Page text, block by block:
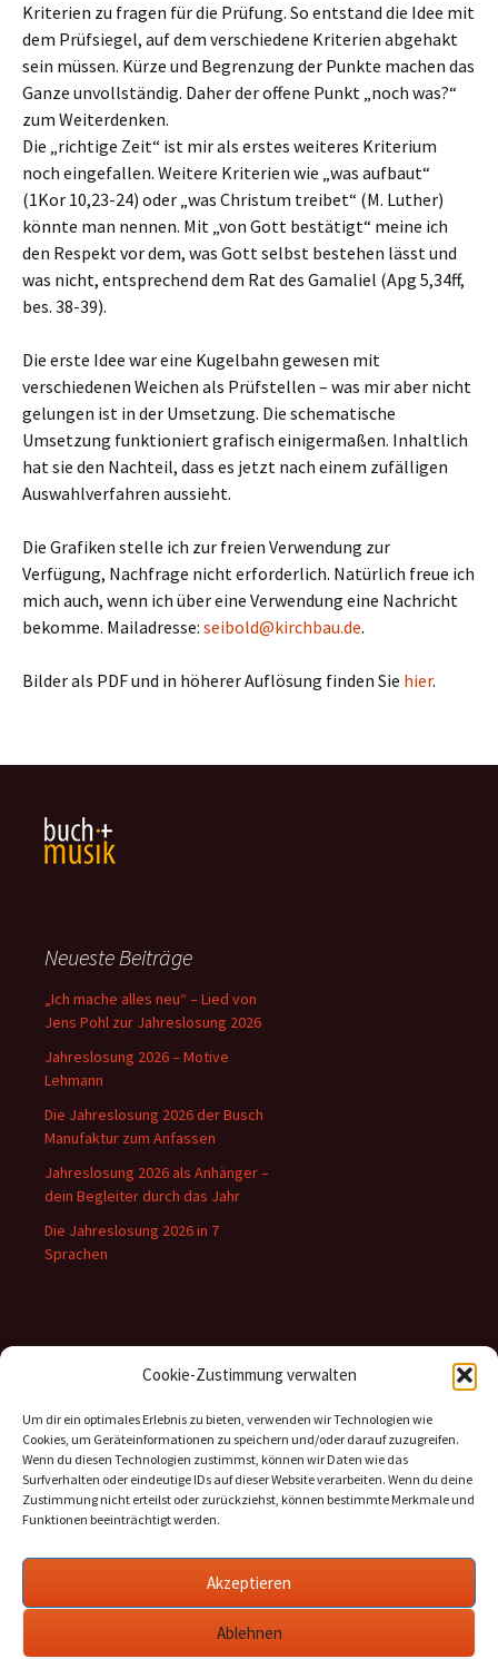
Cookie-Zustimmung verwalten
Um dir ein optimales Erlebnis zu bieten, verwenden wir Technologien wie
Cookies, um Geräteinformationen zu speichern und/oder darauf zuzugreifen.
Wenn du diesen Technologien zustimmst, können wir Daten wie das
Surfverhalten oder eindeutige IDs auf dieser Website verarbeiten. Wenn du deine
Zustimmung nicht erteilst oder zurückziehst, können bestimmte Merkmale und
Funktionen beeinträchtigt werden.
Akzeptieren
Ablehnen
Kriterien zu fragen für die Prüfung. So entstand die Idee mit
dem Prüfsiegel, auf dem verschiedene Kriterien abgehakt
sein müssen. Kürze und Begrenzung der Punkte machen das
Ganze unvollständig. Daher der offene Punkt „noch was?“
zum Weiterdenken.
Die „richtige Zeit“ ist mir als erstes weiteres Kriterium
noch eingefallen. Weitere Kriterien wie „was aufbaut“
(1Kor 10,23-24) oder „was Christum treibet“ (M. Luther)
könnte man nennen. Mit „von Gott bestätigt“ meine ich
den Respekt vor dem, was Gott selbst bestehen lässt und
was nicht, entsprechend dem Rat des Gamaliel (Apg 5,34ff,
bes. 38-39).
Die erste Idee war eine Kugelbahn gewesen mit
verschiedenen Weichen als Prüfstellen – was mir aber nicht
gelungen ist in der Umsetzung. Die schematische
Umsetzung funktioniert grafisch einigermaßen. Inhaltlich
hat sie den Nachteil, dass es jetzt nach einem zufälligen
Auswahlverfahren aussieht.
Die Grafiken stelle ich zur freien Verwendung zur
Verfügung, Nachfrage nicht erforderlich. Natürlich freue ich
mich auch, wenn ich über eine Verwendung eine Nachricht
bekomme. Mailadresse: seibold@kirchbau.de.
Bilder als PDF und in höherer Auflösung finden Sie hier.
Neueste Beiträge
„Ich mache alles neu“ – Lied von
Jens Pohl zur Jahreslosung 2026
Jahreslosung 2026 – Motive
Lehmann
Die Jahreslosung 2026 der Busch
Manufaktur zum Anfassen
Jahreslosung 2026 als Anhänger –
dein Begleiter durch das Jahr
Die Jahreslosung 2026 in 7
Sprachen
Archiv
Informationen
Datenschutz